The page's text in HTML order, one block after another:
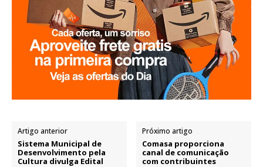
Artigo anterior
Sistema Municipal de
Desenvolvimento pela
Cultura divulga Edital
Próximo artigo
Comasa proporciona
canal de comunicação
com contribuintes